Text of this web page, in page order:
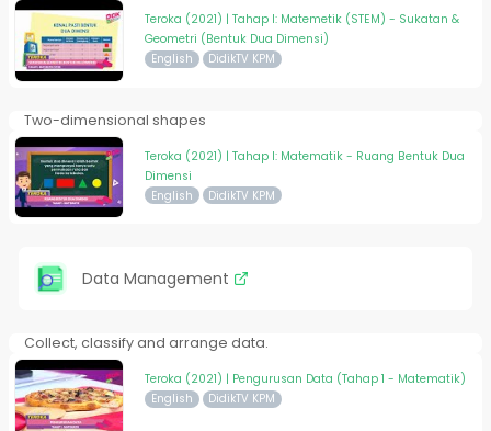
Teroka (2021) | Tahap I: Matemetik (STEM) - Sukatan &
Geometri (Bentuk Dua Dimensi)
English DidikTV KPM
Two-dimensional shapes
Teroka (2021) | Tahap I: Matematik - Ruang Bentuk Dua
Dimensi
English DidikTV KPM
Data Management
Collect, classify and arrange data.
Teroka (2021) | Pengurusan Data (Tahap 1 - Matematik)
English DidikTV KPM